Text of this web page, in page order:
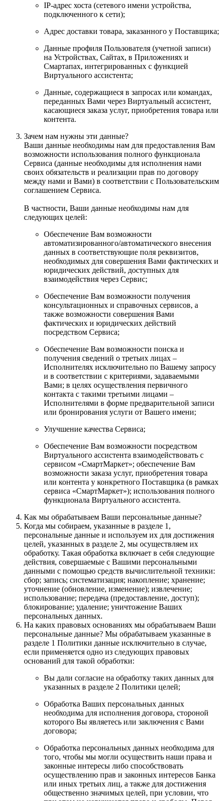
IP-адрес хоста (сетевого имени устройства,
подключенного к сети);
Адрес доставки товара, заказанного у Поставщика;
Данные профиля Пользователя (учетной записи)
на Устройствах, Сайтах, в Приложениях и
Смартапах, интегрированных с функцией
Виртуального ассистента;
Данные, содержащиеся в запросах или командах,
переданных Вами через Виртуальный ассистент,
касающиеся заказа услуг, приобретения товара или
контента.
Зачем нам нужны эти данные?
Ваши данные необходимы нам для предоставления Вам
возможности использования полного функционала
Сервиса (данные необходимы для исполнения нами
своих обязательств и реализации прав по договору
между нами и Вами) в соответствии с Пользовательским
соглашением Сервиса.
В частности, Ваши данные необходимы нам для
следующих целей:
Обеспечение Вам возможности
автоматизированного/автоматического внесения
данных в соответствующие поля реквизитов,
необходимых для совершения Вами фактических и
юридических действий, доступных для
взаимодействия через Сервис;
Обеспечение Вам возможности получения
консультационных и справочных сервисов, а
также возможности совершения Вами
фактических и юридических действий
посредством Сервиса;
Обеспечение Вам возможности поиска и
получения сведений о третьих лицах –
Исполнителях исключительно по Вашему запросу
и в соответствии с критериями, задаваемыми
Вами; в целях осуществления первичного
контакта с такими третьими лицами –
Исполнителями в форме предварительной записи
или бронирования услуги от Вашего имени;
Улучшение качества Сервиса;
Обеспечение Вам возможности посредством
Виртуального ассистента взаимодействовать с
сервисом «СмартМаркет»; обеспечение Вам
возможности заказа услуг, приобретения товара
или контента у конкретного Поставщика (в рамках
сервиса «СмартМаркет»); использования полного
функционала Виртуального ассистента.
Как мы обрабатываем Ваши персональные данные?
Когда мы собираем, указанные в разделе 1,
персональные данные и используем их для достижения
целей, указанных в разделе 2, мы осуществляем их
обработку. Такая обработка включает в себя следующие
действия, совершаемые с Вашими персональными
данными с помощью средств вычислительной техники:
сбор; запись; систематизация; накопление; хранение;
уточнение (обновление, изменение); извлечение;
использование; передача (предоставление, доступ);
блокирование; удаление; уничтожение Ваших
персональных данных.
На каких правовых основаниях мы обрабатываем Ваши
персональные данные? Мы обрабатываем указанные в
разделе 1 Политики данные исключительно в случае,
если применяется одно из следующих правовых
оснований для такой обработки:
Вы дали согласие на обработку таких данных для
указанных в разделе 2 Политики целей;
Обработка Ваших персональных данных
необходима для исполнения договора, стороной
которого Вы являетесь или заключения с Вами
договора;
Обработка персональных данных необходима для
того, чтобы мы могли осуществить наши права и
законные интересы либо способствовать
осуществлению прав и законных интересов Банка
или иных третьих лиц, а также для достижения
общественно значимых целей, при условии, что